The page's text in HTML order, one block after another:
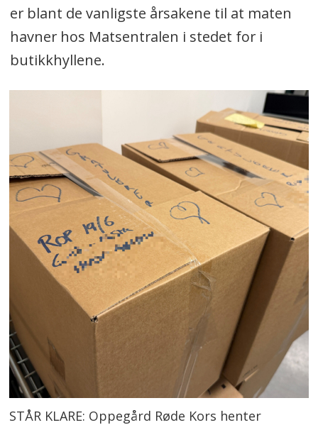
er blant de vanligste årsakene til at maten
havner hos Matsentralen i stedet for i
butikkhyllene.
STÅR KLARE: Oppegård Røde Kors henter